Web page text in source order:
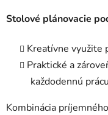
Stolové plánovacie
Kreatívne využite
Praktické a
každodennú prácu
Kombinácia